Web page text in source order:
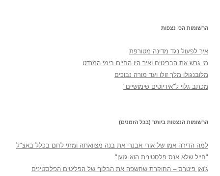
הרשומות הכי נצפות
איך לפעול נגד מדינה מטורפת
מי גרש את הבריטים ואיך היו החיים בימי המנדט
מלובנגולו מלך זולו ועד מורה נבוכים
מכתב גלוי ל"אידיוטים שימושיים"
הרשומות הנצפות ביותר (בכל הזמנים)
למה הדירה אמו של אורי אבנרי את בנה מצוואתה ומתי לחם בכלל באצ"ל
"חייל שלא אנס פלסטינית הוא גזען"
ג'ואן פיטרס – החוקרת שחשפה את הבלוף של הפליטים הפלסטינים